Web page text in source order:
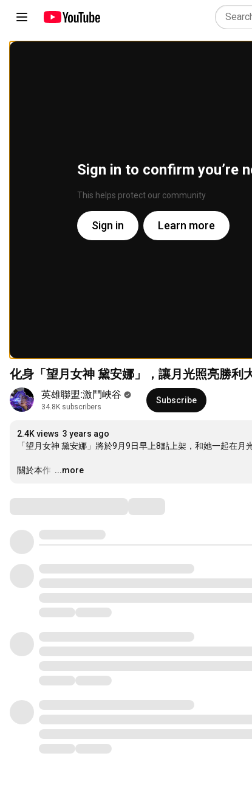
Sign in to confirm you’re
This helps protect our community
Sign in Learn more
化身「望月女神 黛安娜」，讓月光照亮勝利
英雄聯盟:激鬥峽谷
34.8K subscribers
Subscribe
2.4K views 3 years ago
「望月女神 黛安娜」將於9月9日早上8點上架，和她一起在月
關於本作 …
...more